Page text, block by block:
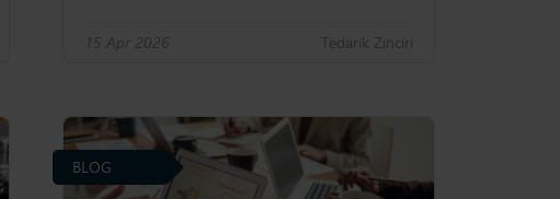
15 Apr 2026 Tedari̇k Zi̇nci̇ri̇
BLOG